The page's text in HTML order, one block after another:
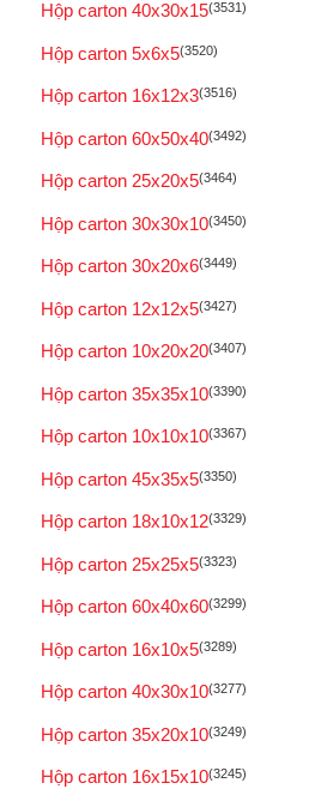
Hộp carton 40x30x15(3531)
Hộp carton 5x6x5(3520)
Hộp carton 16x12x3(3516)
Hộp carton 60x50x40(3492)
Hộp carton 25x20x5(3464)
Hộp carton 30x30x10(3450)
Hộp carton 30x20x6(3449)
Hộp carton 12x12x5(3427)
Hộp carton 10x20x20(3407)
Hộp carton 35x35x10(3390)
Hộp carton 10x10x10(3367)
Hộp carton 45x35x5(3350)
Hộp carton 18x10x12(3329)
Hộp carton 25x25x5(3323)
Hộp carton 60x40x60(3299)
Hộp carton 16x10x5(3289)
Hộp carton 40x30x10(3277)
Hộp carton 35x20x10(3249)
Hộp carton 16x15x10(3245)